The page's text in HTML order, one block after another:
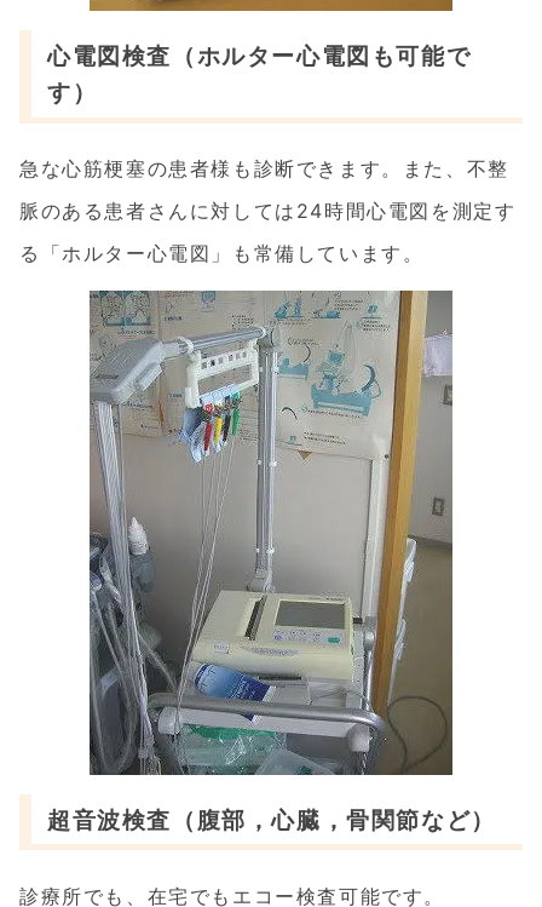
心電図検査（ホルター心電図も可能で
す）
急な心筋梗塞の患者様も診断できます。また、不整
脈のある患者さんに対しては24時間心電図を測定す
る「ホルター心電図」も常備しています。
超音波検査（腹部，心臓，骨関節など）
診療所でも、在宅でもエコー検査可能です。